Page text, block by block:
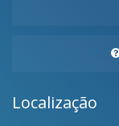
Localização